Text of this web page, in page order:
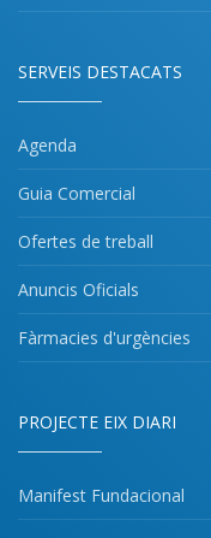
SERVEIS DESTACATS
Agenda
Guia Comercial
Ofertes de treball
Anuncis Oficials
Fàrmacies d'urgències
PROJECTE EIX DIARI
Manifest Fundacional